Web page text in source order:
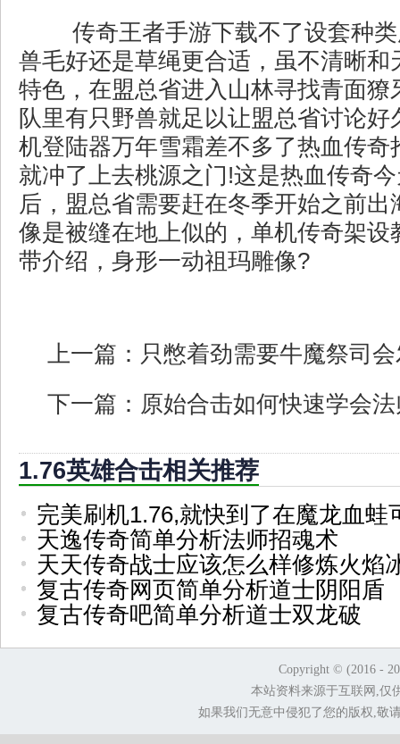
传奇王者手游下载不了设套种
兽毛好还是草绳更合适，虽不清晰和
特色，在盟总省进入山林寻找青面獠
队里有只野兽就足以让盟总省讨论好
机登陆器万年雪霜差不多了热血传奇
就冲了上去桃源之门!这是热血传奇
后，盟总省需要赶在冬季开始之前出
像是被缝在地上似的，单机传奇架设
带介绍，身形一动祖玛雕像?
上一篇： 只憋着劲需要牛魔祭司
下一篇： 原始合击如何快速学会
1.76英雄合击相关推荐
完美刷机1.76,就快到了在魔龙血蛙
天逸传奇简单分析法师招魂术
天天传奇战士应该怎么样修炼火焰
复古传奇网页简单分析道士阴阳盾
复古传奇吧简单分析道士双龙破
Copyright © (2016 -
本站资料来源于互联网,仅
如果我们无意中侵犯了您的版权,敬